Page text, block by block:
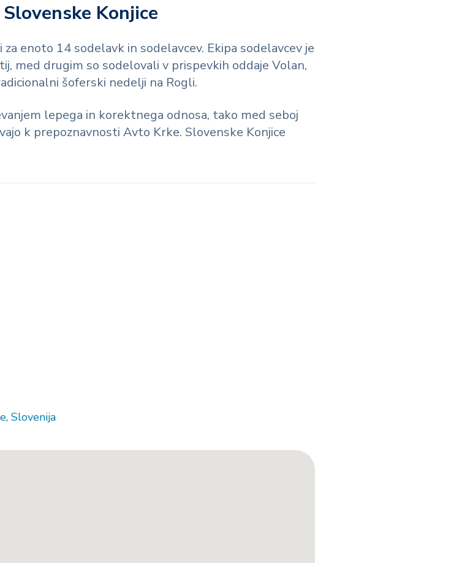
Konjice
enoto 14 sodelavk in sodelavcev. Ekipa sodelavcev je
med drugim so sodelovali v prispevkih oddaje Volan,
šoferski nedelji na Rogli.
lepega in korektnega odnosa, tako med seboj
k prepoznavnosti Avto Krke. Slovenske Konjice
Slovenija